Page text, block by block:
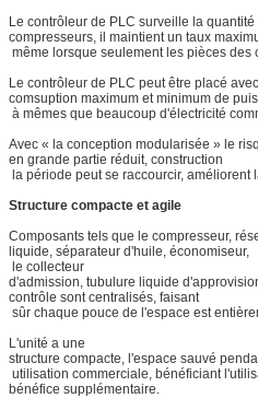
Le contrôleur de PLC surveille la quantité
compresseurs, il maintient un taux
même lorsque seulement les pièces des
Le contrôleur de PLC peut être placé
comsuption maximum et minimum de
à mêmes que beaucoup d'électricité
Avec « la conception modularisée » le
en grande partie réduit, construction
la période peut se raccourcir,
Structure compacte et agile
Composants tels que le compresseur,
liquide, séparateur d'huile, économiseur,
le collecteur
d'admission, tubulure liquide
contrôle sont centralisés, faisant
sûr chaque pouce de l'espace est
L'unité a une
structure compacte, l'espace sauvé
utilisation commerciale, bénéficiant
bénéfice supplémentaire.